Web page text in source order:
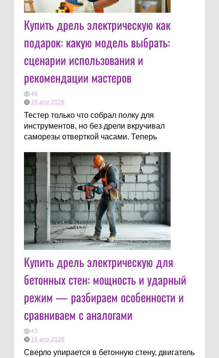
Купить дрель электрическую как
подарок: какую модель выбрать:
сценарии использования и
рекомендации мастеров
46
16 апр 2026
Тестер только что собрал полку для
инструментов, но без дрели вкручивал
саморезы отверткой часами. Теперь
Купить дрель электрическую для
бетонных стен: мощность и ударный
режим — разбираем особенности и
сравниваем с аналогами
43
16 апр 2026
Сверло упирается в бетонную стену, двигатель